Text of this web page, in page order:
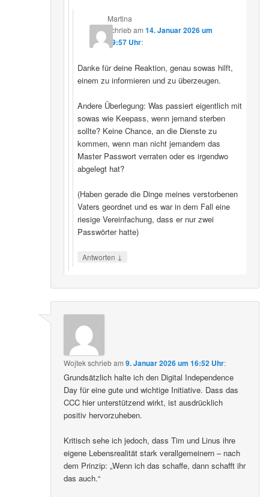
Martina
schriebam 14. Januar 2026 um
19:57 Uhr:
Danke für deine Reaktion, genau sowas hilft,
einem zu informieren und zu überzeugen.
Andere Überlegung: Was passiert eigentlich mit
sowas wie Keepass, wenn jemand sterben
sollte? Keine Chance, an die Dienste zu
kommen, wenn man nicht jemandem das
Master Passwort verraten oder es irgendwo
abgelegt hat?
(Haben gerade die Dinge meines verstorbenen
Vaters geordnet und es war in dem Fall eine
riesige Vereinfachung, dass er nur zwei
Passwörter hatte)
Antworten ↓
Wojtekschriebam9. Januar 2026 um 16:52 Uhr:
Grundsätzlich halte ich den Digital Independence
Day für eine gute und wichtige Initiative. Dass das
CCC hier unterstützend wirkt, ist ausdrücklich
positiv hervorzuheben.
Kritisch sehe ich jedoch, dass Tim und Linus ihre
eigene Lebensrealität stark verallgemeinern – nach
dem Prinzip: „Wenn ich das schaffe, dann schafft ihr
das auch.“